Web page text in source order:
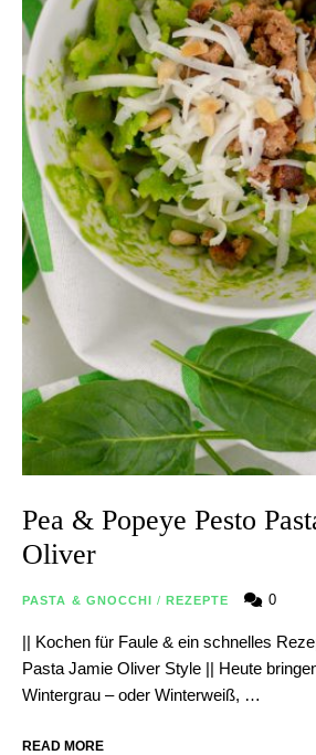
Pea & Popeye Pesto
Oliver
PASTA & GNOCCHI / REZEPTE 0
|| Kochen für Faule & ein schnelles
Pasta Jamie Oliver Style || Heute
Wintergrau – oder Winterweiß, …
READ MORE